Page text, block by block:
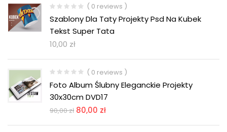
( 0 reviews )
Szablony Dla Taty Projekty Psd Na Kubek
Tekst Super Tata
10,00 zł
( 0 reviews )
Foto Album Ślubny Eleganckie Projekty
30x30cm DVD17
90,00zł 80,00 zł